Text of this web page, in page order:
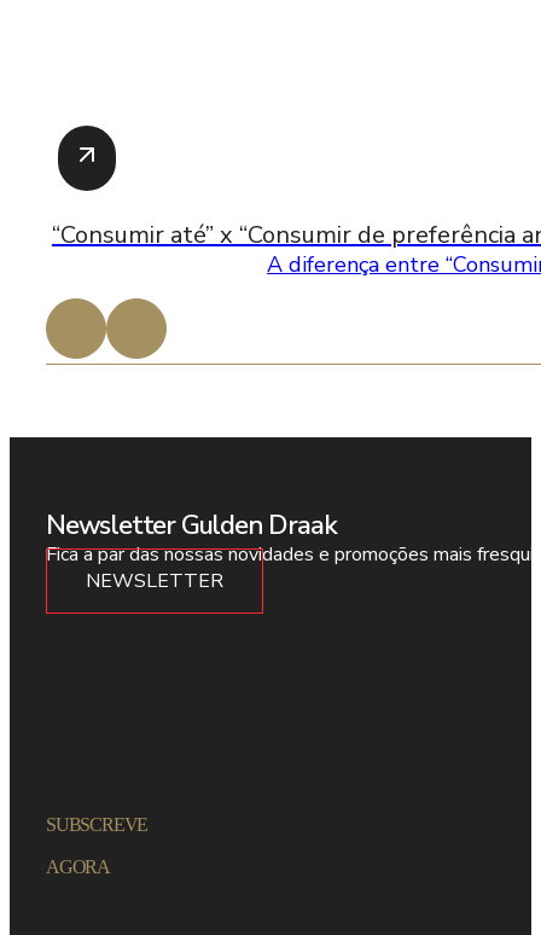
“Consumir até” x “Consumir de preferência
A diferença entre
Newsletter Gulden Draak
Fica a par das nossas novidades e promoções mais
NEWSLETTER
SUBSCREVE
AGORA